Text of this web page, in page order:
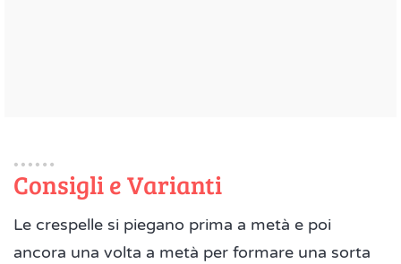
Consigli e Varianti
Le crespelle si piegano prima a metà e poi
ancora una volta a metà per formare una sorta